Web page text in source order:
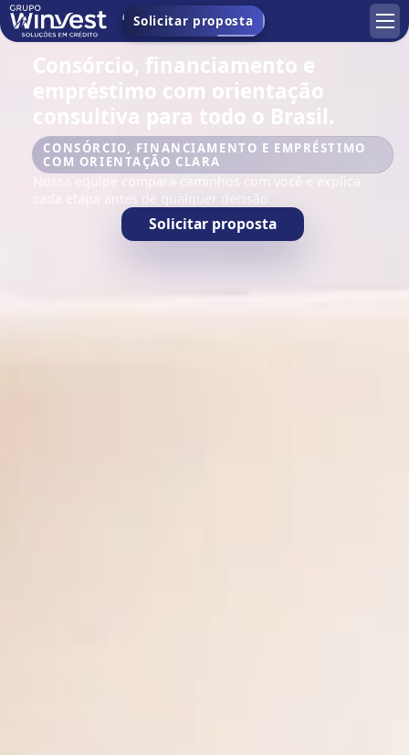
Solicitar proposta
Consórcio, financiamento e
empréstimo com orientação
consultiva para todo o Brasil.
CONSÓRCIO, FINANCIAMENTO E EMPRÉSTIMO
COM ORIENTAÇÃO CLARA
Nossa equipe compara caminhos com você e explica
cada etapa antes de qualquer decisão.
Solicitar proposta